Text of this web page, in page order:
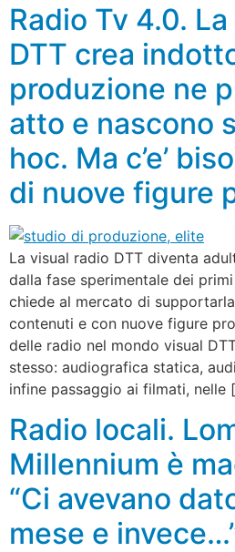
Radio Tv 4.0.
DTT crea
produzione ne
atto e nascono
hoc. Ma c’e’
di nuove figure
La visual radio DTT diventa
dalla fase sperimentale dei
chiede al mercato di
contenuti e con nuove figure
delle radio nel mondo visual
stesso: audiografica statica,
infine passaggio ai filmati, nelle
Radio locali.
Millennium è
“Ci avevano
mese e